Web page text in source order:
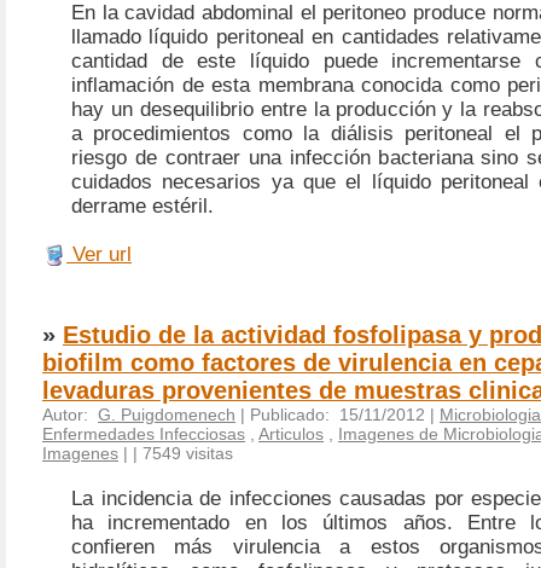
En la cavidad abdominal el peritoneo produce
llamado líquido peritoneal en cantidades
cantidad de este líquido puede incrementarse
inflamación de esta membrana conocida como
hay un desequilibrio entre la producción y la
a procedimientos como la diálisis peritoneal el
riesgo de contraer una infección bacteriana sino
cuidados necesarios ya que el líquido
derrame estéril.
Ver url
» Estudio de la actividad fosfolipasa y
biofilm como factores de virulencia en
levaduras provenientes de muestras
Autor: G. Puigdomenech | Publicado: 15/11/2012 |
Enfermedades Infecciosas
Articulos
Imagenes de
Imagenes | | 7549 visitas
La incidencia de infecciones causadas por
ha incrementado en los últimos años. Entre
confieren más virulencia a estos